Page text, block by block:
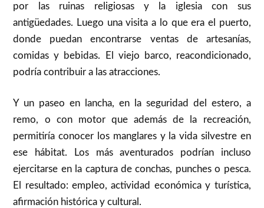
por las ruinas religiosas y la iglesia con sus
antigüedades. Luego una visita a lo que era el puerto,
donde puedan encontrarse ventas de artesanías,
comidas y bebidas. El viejo barco, reacondicionado,
podría contribuir a las atracciones.
Y un paseo en lancha, en la seguridad del estero, a
remo, o con motor que además de la recreación,
permitiría conocer los manglares y la vida silvestre en
ese hábitat. Los más aventurados podrían incluso
ejercitarse en la captura de conchas, punches o pesca.
El resultado: empleo, actividad económica y turística,
afirmación histórica y cultural.